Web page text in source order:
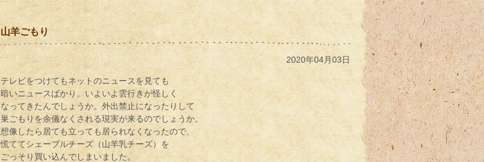
山羊ごもり
2020年04月03日
テレビをつけてもネットのニュースを見ても
暗いニュースばかり。いよいよ雲行きが怪しく
なってきたんでしょうか。外出禁止になったりして
巣ごもりを余儀なくされる現実が来るのでしょうか。
想像したら居ても立っても居られなくなったので、
慌ててシェーブルチーズ（山羊乳チーズ）を
ごっそり買い込んでしまいました。